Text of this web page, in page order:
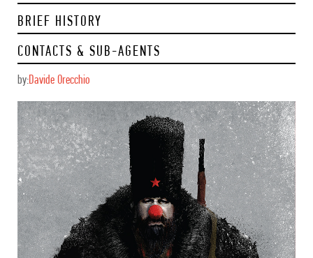
BRIEF HISTORY
CONTACTS & SUB-AGENTS
by:Davide Orecchio